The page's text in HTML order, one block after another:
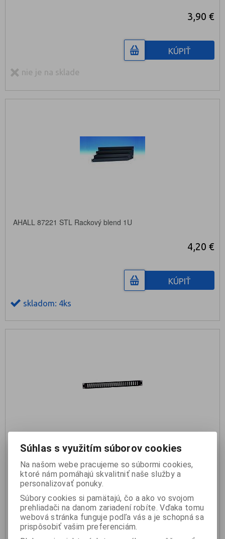
3,90 €
KÚPIŤ
nie je na sklade
AHALL 87221 STL Rackový blend 1U
4,20 €
KÚPIŤ
skladom: 4ks
AHALL 8721 V Rackový vetrací panel 1U
KÚPIŤ
skladom: 3ks
Súhlas s využitím súborov cookies
Na našom webe pracujeme so súbormi cookies,
ktoré nám pomáhajú skvalitniť naše služby a
personalizovať ponuky.
Súbory cookies si pamätajú, čo a ako vo svojom
prehliadači na danom zariadení robíte. Vďaka tomu
webová stránka funguje podľa vás a je schopná sa
prispôsobiť vašim preferenciám.